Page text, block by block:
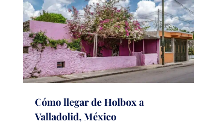
Cómo llegar de Holbox a
Valladolid, México